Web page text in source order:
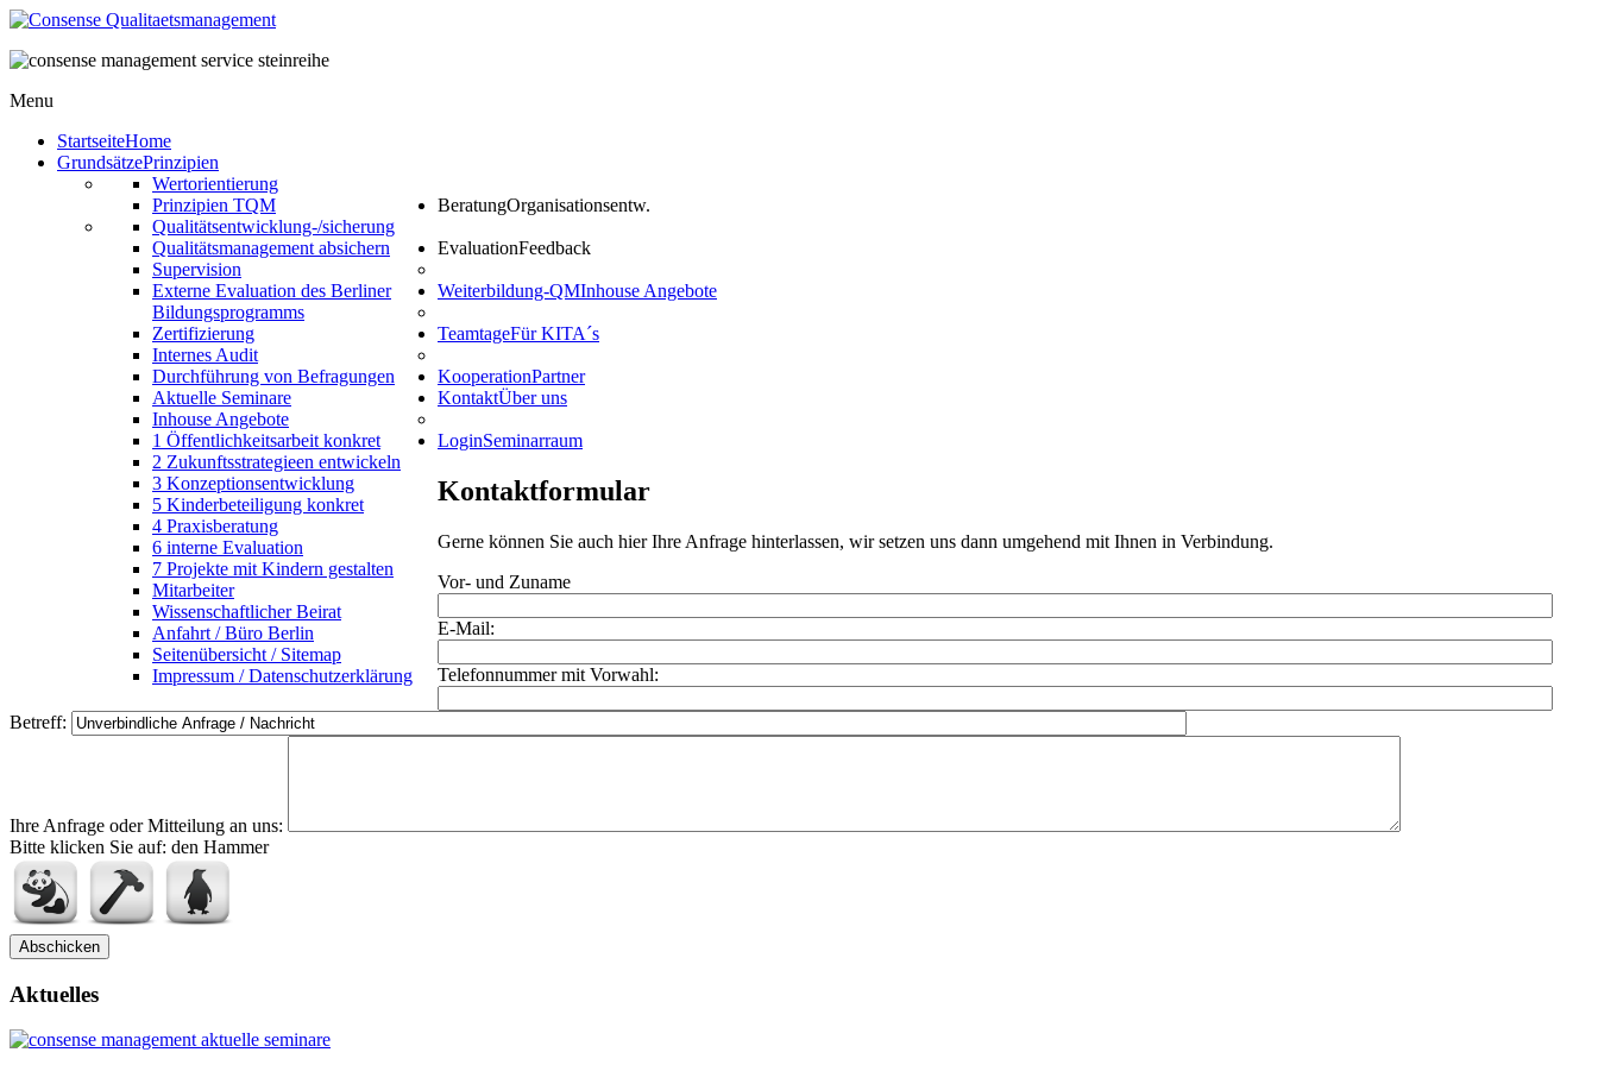
Menu
StartseiteHome
GrundsätzePrinzipien
Wertorientierung
Prinzipien TQM
BeratungOrganisationsentw.
Qualitätsentwicklung-/sicherung
Qualitätsmanagement absichern
Supervision
EvaluationFeedback
Externe Evaluation des Berliner
Bildungsprogramms
Zertifizierung
Internes Audit
Durchführung von Befragungen
Weiterbildung-QMInhouse Angebote
Aktuelle Seminare
Inhouse Angebote
TeamtageFür KITA´s
1 Öffentlichkeitsarbeit konkret
2 Zukunftsstrategieen entwickeln
3 Konzeptionsentwicklung
5 Kinderbeteiligung konkret
4 Praxisberatung
6 interne Evaluation
7 Projekte mit Kindern gestalten
KooperationPartner
KontaktÜber uns
Mitarbeiter
Wissenschaftlicher Beirat
Anfahrt / Büro Berlin
Seitenübersicht / Sitemap
Impressum / Datenschutzerklärung
LoginSeminarraum
Kontaktformular
Gerne können Sie auch hier Ihre Anfrage hinterlassen, wir setzen uns dann umgehend mit Ihnen in Verbindung.
Vor- und Zuname
E-Mail:
Telefonnummer mit Vorwahl:
Betreff:
Ihre Anfrage oder Mitteilung an uns:
Bitte klicken Sie auf: den Hammer
Aktuelles